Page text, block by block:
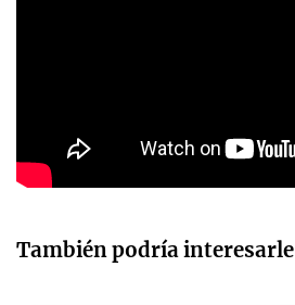
También podría interesarle